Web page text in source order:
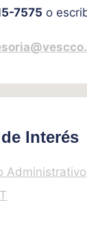
7575 o
Interés
Administrativo